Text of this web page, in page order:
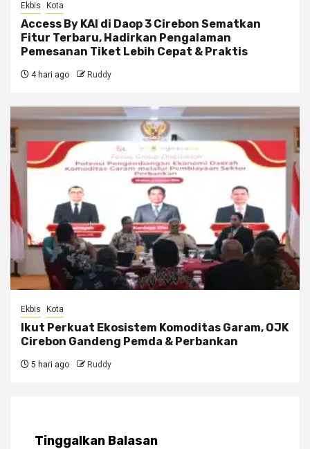
Ekbis Kota
Access By KAI di Daop 3 Cirebon Sematkan
Fitur Terbaru, Hadirkan Pengalaman
Pemesanan Tiket Lebih Cepat & Praktis
4 hari ago Ruddy
Ekbis Kota
Ikut Perkuat Ekosistem Komoditas Garam, OJK
Cirebon Gandeng Pemda & Perbankan
5 hari ago Ruddy
Tinggalkan Balasan